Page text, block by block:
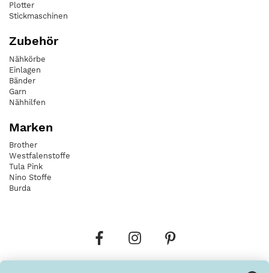
Plotter
Stickmaschinen
Zubehör
Nähkörbe
Einlagen
Bänder
Garn
Nähhilfen
Marken
Brother
Westfalenstoffe
Tula Pink
Nino Stoffe
Burda